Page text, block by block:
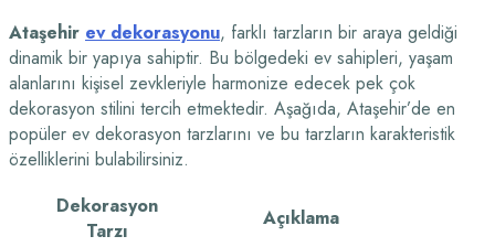
Ataşehir ev dekorasyonu, farklı tarzların bir araya geldiği
dinamik bir yapıya sahiptir. Bu bölgedeki ev sahipleri, yaşam
alanlarını kişisel zevkleriyle harmonize edecek pek çok
dekorasyon stilini tercih etmektedir. Aşağıda, Ataşehir’de en
popüler ev dekorasyon tarzlarını ve bu tarzların karakteristik
özelliklerini bulabilirsiniz.
Dekorasyon
Tarzı
Açıklama